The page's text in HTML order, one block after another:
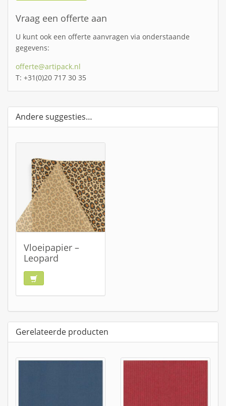
Vraag een offerte aan
U kunt ook een offerte aanvragen via onderstaande
gegevens:
offerte@artipack.nl
T: +31(0)20 717 30 35
Andere suggesties…
Vloeipapier –
Leopard
Gerelateerde producten